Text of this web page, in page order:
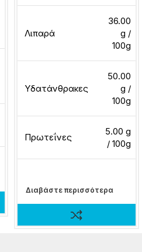
Λιπαρά
36.00
g /
100g
Υδατάνθρακες
50.00
g /
100g
Πρωτεΐνες
5.00 g
/ 100g
Διαβάστε περισσότερα